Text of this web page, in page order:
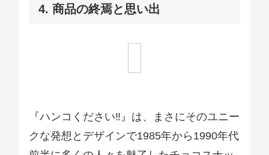
4. 商品の終焉と思い出
『ハンコください‼』は、まさにそのユニー
クな発想とデザインで1985年から1990年代